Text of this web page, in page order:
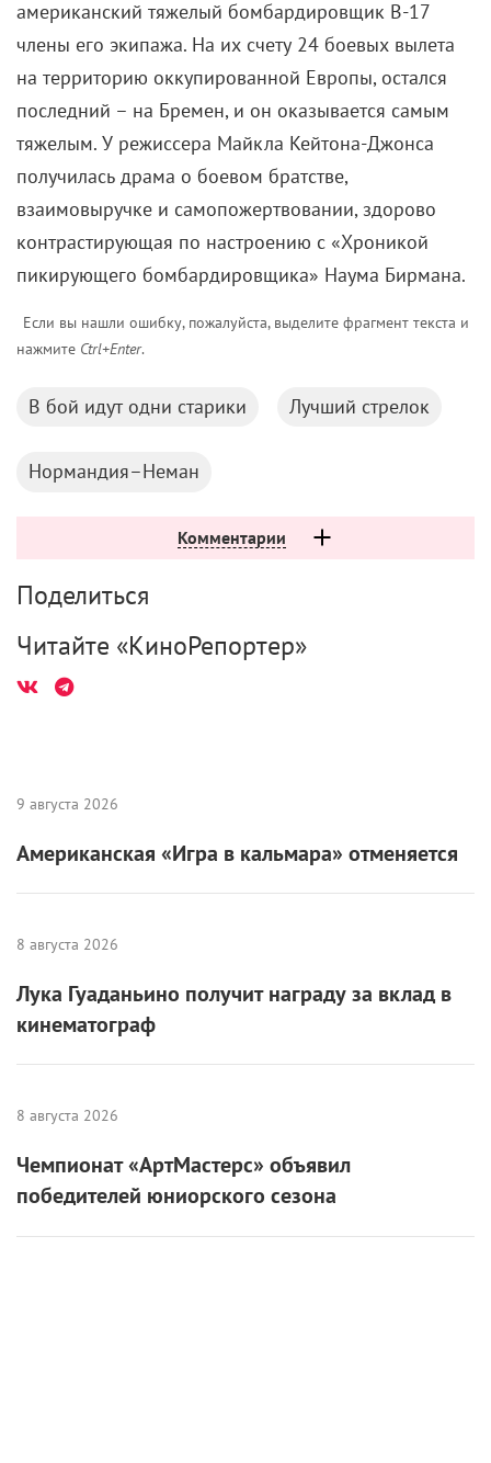
американский тяжелый бомбардировщик B-17
члены его экипажа. На их счету 24 боевых вылета
на территорию оккупированной Европы, остался
последний – на Бремен, и он оказывается самым
тяжелым. У режиссера Майкла Кейтона-Джонса
получилась драма о боевом братстве,
взаимовыручке и самопожертвовании, здорово
контрастирующая по настроению с «Хроникой
пикирующего бомбардировщика» Наума Бирмана.
Если вы нашли ошибку, пожалуйста, выделите фрагмент текста и
нажмите Ctrl+Enter.
В бой идут одни старики Лучший стрелок
Нормандия–Неман
Комментарии
Поделиться
Читайте «КиноРепортер»